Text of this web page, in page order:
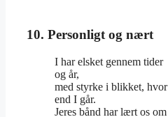
10. Personligt og nært
I har elsket gennem tider
og år,
med styrke i blikket, hvor
end I går.
Jeres bånd har lært os om